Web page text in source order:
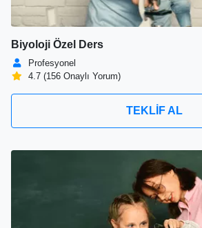
Biyoloji Özel Ders
Profesyonel
4.7 (156 Onaylı Yorum)
TEKLİF AL